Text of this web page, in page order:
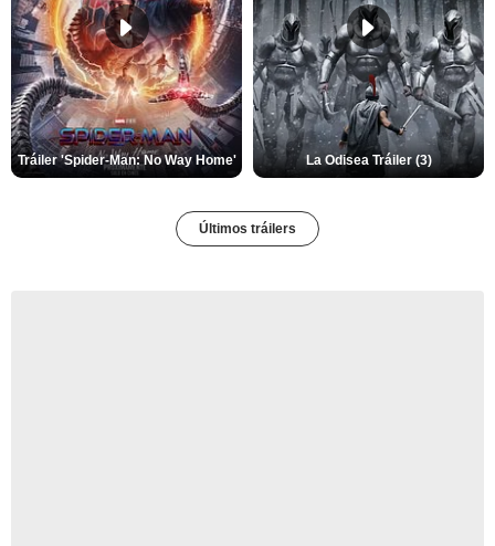
Tráiler 'Spider-Man: No Way Home' La Odisea Tráiler (3)
Últimos tráilers